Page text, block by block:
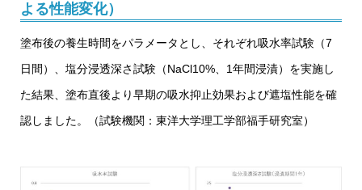
よる性能変化）
塗布後の養生時間をパラメータとし、それぞれ吸水率試験（7
日間）、塩分浸透深さ試験（NaCl10%、1年間浸漬）を実施し
た結果、塗布直後より早期の吸水抑止効果および遮塩性能を確
認しました。（試験機関：東洋大学理工学部福手研究室）